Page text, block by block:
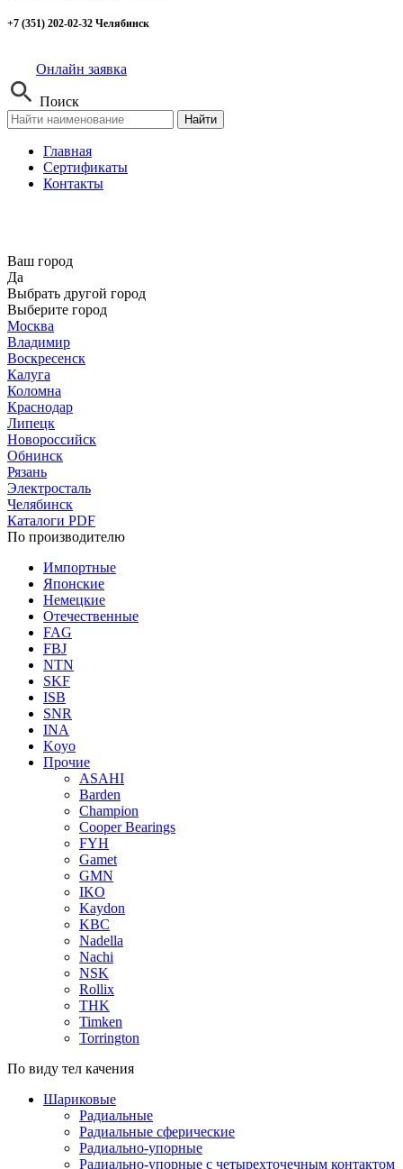
+7 (351) 202-02-32 Челябинск
Онлайн заявка
Поиск
Найти
Главная
Сертификаты
Контакты
Ваш город
Да
Выбрать другой город
Выберите город
Москва
Владимир
Воскресенск
Калуга
Коломна
Краснодар
Липецк
Новороссийск
Обнинск
Рязань
Электросталь
Челябинск
Каталоги PDF
По производителю
Импортные
Японские
Немецкие
Отечественные
FAG
FBJ
NTN
SKF
ISB
SNR
INA
Koyo
Прочие
ASAHI
Barden
Champion
Cooper Bearings
FYH
Gamet
GMN
IKO
Kaydon
KBC
Nadella
Nachi
NSK
Rollix
THK
Timken
Torrington
По виду тел качения
Шариковые
Радиальные
Радиальные сферические
Радиально-упорные
Радиально-упорные с четырехточечным контактом